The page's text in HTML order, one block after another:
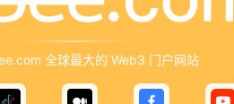
全球最大的 Web3 门户网站